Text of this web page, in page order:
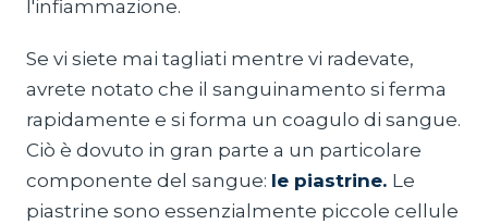
l'infiammazione.
Se vi siete mai tagliati mentre vi radevate,
avrete notato che il sanguinamento si ferma
rapidamente e si forma un coagulo di sangue.
Ciò è dovuto in gran parte a un particolare
componente del sangue: le piastrine. Le
piastrine sono essenzialmente piccole cellule